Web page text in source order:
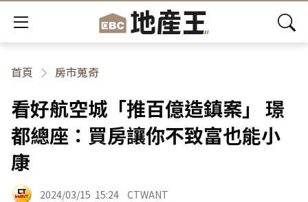
首頁 房市蒐奇
看好航空城「推百億造鎮案」 璟
都總座：買房讓你不致富也能小
康
2024/03/15 15:24 CTWANT